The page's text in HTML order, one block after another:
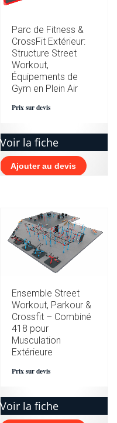
Parc de Fitness &
CrossFit Extérieur:
Structure Street
Workout,
Équipements de
Gym en Plein Air
Prix sur devis
Voir la fiche
Ajouter au devis
Ensemble Street
Workout, Parkour &
Crossfit – Combiné
418 pour
Musculation
Extérieure
Prix sur devis
Voir la fiche